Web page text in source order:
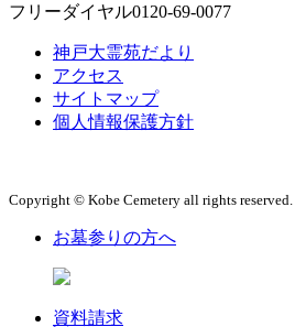
フリーダイヤル0120-69-0077
神戸大霊苑だより
アクセス
サイトマップ
個人情報保護方針
Copyright © Kobe Cemetery all rights reserved.
お墓参りの方へ
資料請求